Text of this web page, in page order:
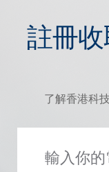
註冊
了解香港科